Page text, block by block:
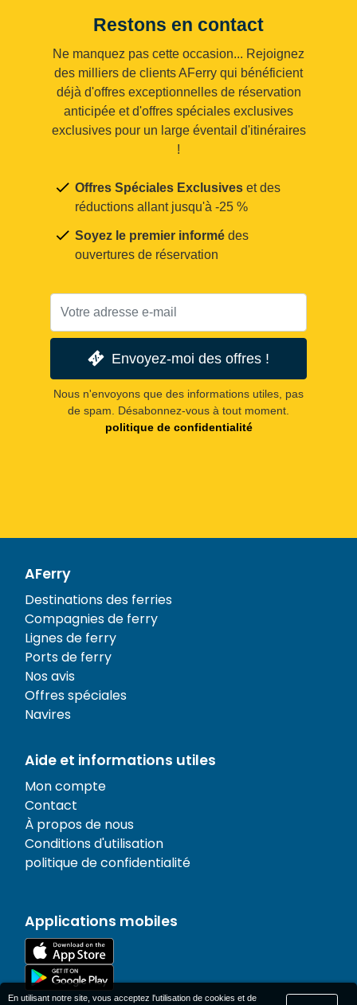
Restons en contact
Ne manquez pas cette occasion... Rejoignez
des milliers de clients AFerry qui bénéficient
déjà d'offres exceptionnelles de réservation
anticipée et d'offres spéciales exclusives
exclusives pour un large éventail d'itinéraires
!
Offres Spéciales Exclusives et des
réductions allant jusqu'à -25 %
Soyez le premier informé des
ouvertures de réservation
Envoyez-moi des offres !
Nous n'envoyons que des informations utiles, pas
de spam. Désabonnez-vous à tout moment.
politique de confidentialité
AFerry
Destinations des ferries
Compagnies de ferry
Lignes de ferry
Ports de ferry
Nos avis
Offres spéciales
Navires
Aide et informations utiles
Mon compte
Contact
À propos de nous
Conditions d'utilisation
politique de confidentialité
Applications mobiles
En utilisant notre site, vous acceptez l'utilisation de cookies et de